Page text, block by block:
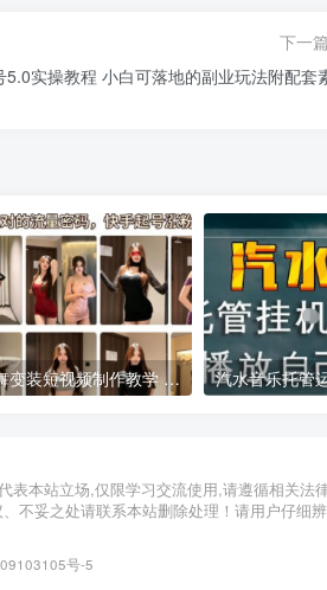
下一
5.0实操教程 小白可落地的副业玩法附配套
美女跳舞变装短视频制作教学 快手起号涨粉实操指南
表本站立场,仅限学习交流使用,请遵循相关法
不妥之处请联系本站删除处理！请用户仔细
号-5